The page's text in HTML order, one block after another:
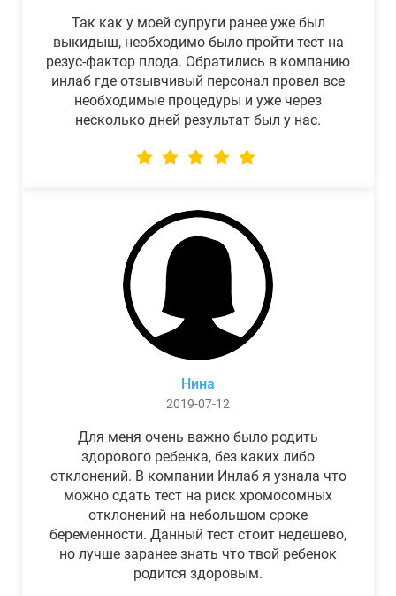
Так как у моей супруги ранее уже был
выкидыш, необходимо было пройти тест на
резус-фактор плода. Обратились в компанию
инлаб где отзывчивый персонал провел все
необходимые процедуры и уже через
несколько дней результат был у нас.
Нина
2019-07-12
Для меня очень важно было родить
здорового ребенка, без каких либо
отклонений. В компании Инлаб я узнала что
можно сдать тест на риск хромосомных
отклонений на небольшом сроке
беременности. Данный тест стоит недешево,
но лучше заранее знать что твой ребенок
родится здоровым.